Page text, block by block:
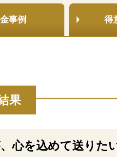
事例 得
果
心を込めて送りた